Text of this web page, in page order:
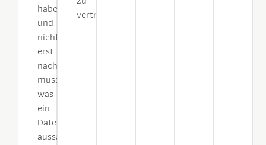
habe
und
nicht
erst
nachfragen
muss,
was
ein
Datenblatt
aussagt.
vertreten.